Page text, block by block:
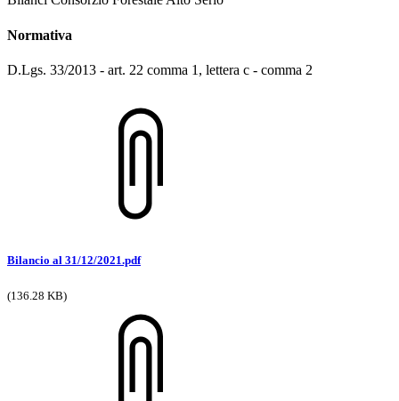
Normativa
D.Lgs. 33/2013 - art. 22 comma 1, lettera c - comma 2
Bilancio al 31/12/2021.pdf
(136.28 KB)